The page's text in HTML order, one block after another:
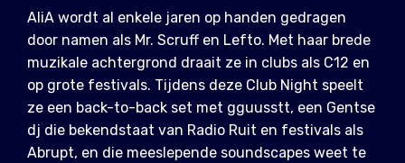
AliA wordt al enkele jaren op handen gedragen
door namen als Mr. Scruff en Lefto. Met haar brede
muzikale achtergrond draait ze in clubs als C12 en
op grote festivals. Tijdens deze Club Night speelt
ze een back-to-back set met gguusstt, een Gentse
dj die bekendstaat van Radio Ruit en festivals als
Abrupt, en die meeslepende soundscapes weet te